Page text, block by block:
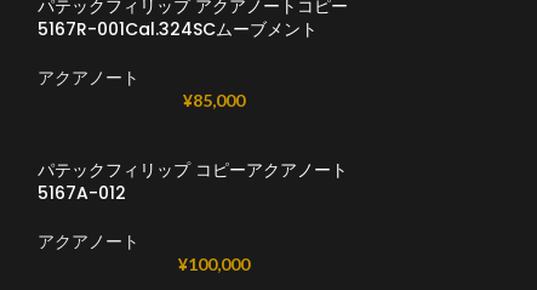
パテックフィリップ アクアノートコピー
5167R-001Cal.324SCムーブメント
アクアノート
¥85,000
パテックフィリップ コピーアクアノート
5167A-012
アクアノート
¥100,000